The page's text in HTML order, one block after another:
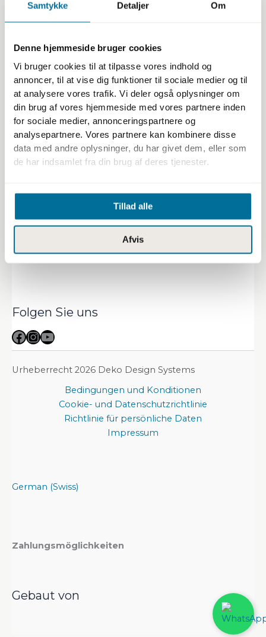
Samtykke Detaljer Om
Denne hjemmeside bruger cookies
Vi bruger cookies til at tilpasse vores indhold og
annoncer, til at vise dig funktioner til sociale medier og til
at analysere vores trafik. Vi deler også oplysninger om
din brug af vores hjemmeside med vores partnere inden
for sociale medier, annonceringspartnere og
analysepartnere. Vores partnere kan kombinere disse
data med andre oplysninger, du har givet dem, eller som
de har indsamlet fra din brug af deres tjenester.
Tillad alle
Afvis
Fachleute
Kurse
Broschüre
Planer Infopack
Zertifizierungen
Sicherheitsdatenblatt
Technisches Datenblatt
Wie viel Produkt benötigen Sie?
Liste der Preise
Folgen Sie uns
Facebook
Instagram
YouTube
Urheberrecht 2026 Deko Design Systems
Bedingungen und Konditionen
Cookie- und Datenschutzrichtlinie
Richtlinie für persönliche Daten
Impressum
German (Swiss)
Zahlungsmöglichkeiten
Gebaut von